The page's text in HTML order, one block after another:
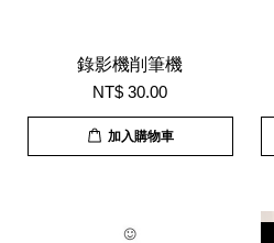
錄影機削筆機
NT$ 30.00
加入購物車